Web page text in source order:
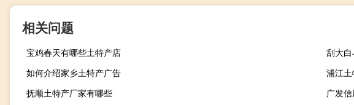
相关问题
宝鸡春天有哪些土特产店
刮大白
如何介绍家乡土特产广告
浦江
抚顺土特产厂家有哪些
广发